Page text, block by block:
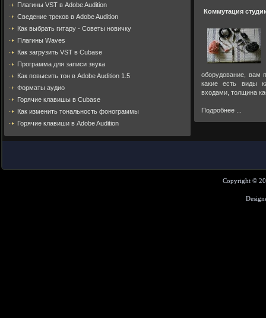
Плагины VST в Adobe Audition
Cведение треков в Adobe Audition
Как выбрать гитару - Советы новичку
Плагины Waves
Как загрузить VST в Cubase
Программа для записи звука
Как повысить тон в Adobe Audition 1.5
Форматы аудио
Горячие клавишы в Cubase
Как изменить тональность фонограммы
Горячие клавиши в Adobe Audition
Коммутация
оборудование, вам
какие есть виды
входами, толщина
Подробнее ...
Copyright ©